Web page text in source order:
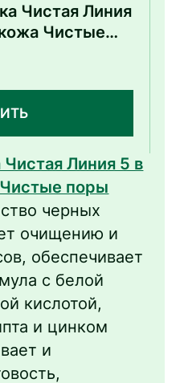
Чистая Линия
Чистые
Чистая Линия 5 в
поры
черных
очищению и
обеспечивает
с белой
кислотой,
и цинком
и